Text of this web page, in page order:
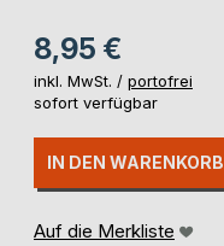
8,95 €
inkl. MwSt. / portofrei
sofort verfügbar
IN DEN WARENKORB
Auf die Merkliste